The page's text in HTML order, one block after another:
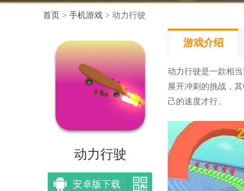
首页 > 手机游戏 > 动力行驶
动力行驶
安卓版下载
游戏介绍
动力行驶是一款相
展开冲刺的挑战，
己的速度才行。